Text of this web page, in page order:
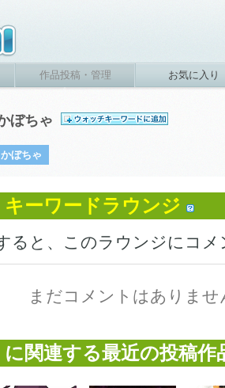
作品投稿・管理 お気に入り
ぼちゃ
かぼちゃ
キーワードラウンジ
ると、このラウンジにコ
まだコメントはありませ
に関連する最近の投稿作